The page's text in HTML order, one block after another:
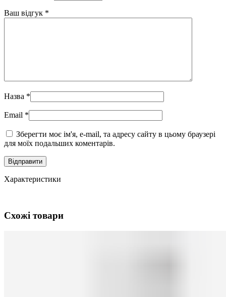
Ваш відгук *
Назва *
Email *
Зберегти моє ім'я, e-mail, та адресу сайту в цьому браузері
для моїх подальших коментарів.
Характеристики
Схожі товари